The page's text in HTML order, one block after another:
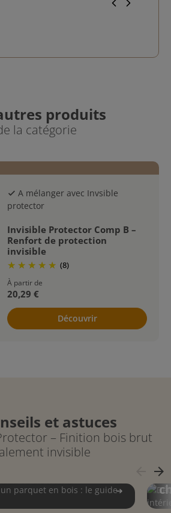
produits
la catégorie
check A mélanger avec Invsible
protector
Invisible Protector Comp B –
Renfort de protection
invisible
(8)
À partir de
20,29 €
Découvrir
et astuces
– Finition bois brut
invisible
arrow_forward
un